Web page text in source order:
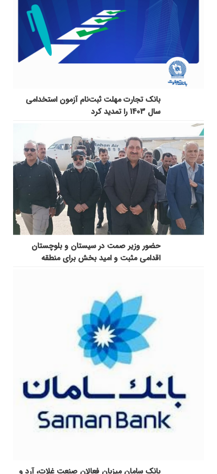
بانک تجارت مهلت ثبت‌نام آزمون استخدامی
سال 1403 را تمدید کرد
حضور وزیر صمت در سیستان و بلوچستان
اقدامی مثبت و امید بخش برای منطقه
بانک سامان میزبان فعالان صنعت غلات، آرد و